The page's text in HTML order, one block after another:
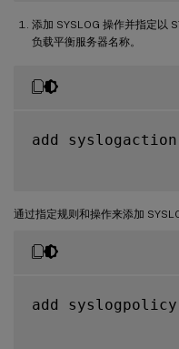
添加 SYSLOG 操作并指定以
负载平衡服务器名称。
add syslogaction
通过指定规则和操作来添加
add syslogpolicy